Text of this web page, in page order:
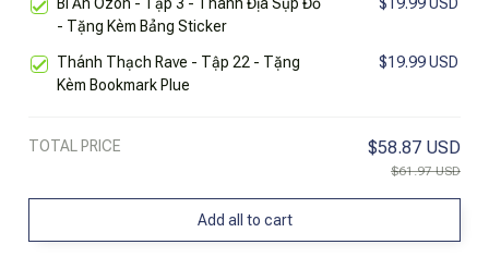
- Tặng Kèm Bảng Sticker
Thánh Thạch Rave - Tập 22 - Tặng
Kèm Bookmark Plue
$19.99 USD
TOTAL PRICE $58.87 USD
$61.97 USD
Add all to cart